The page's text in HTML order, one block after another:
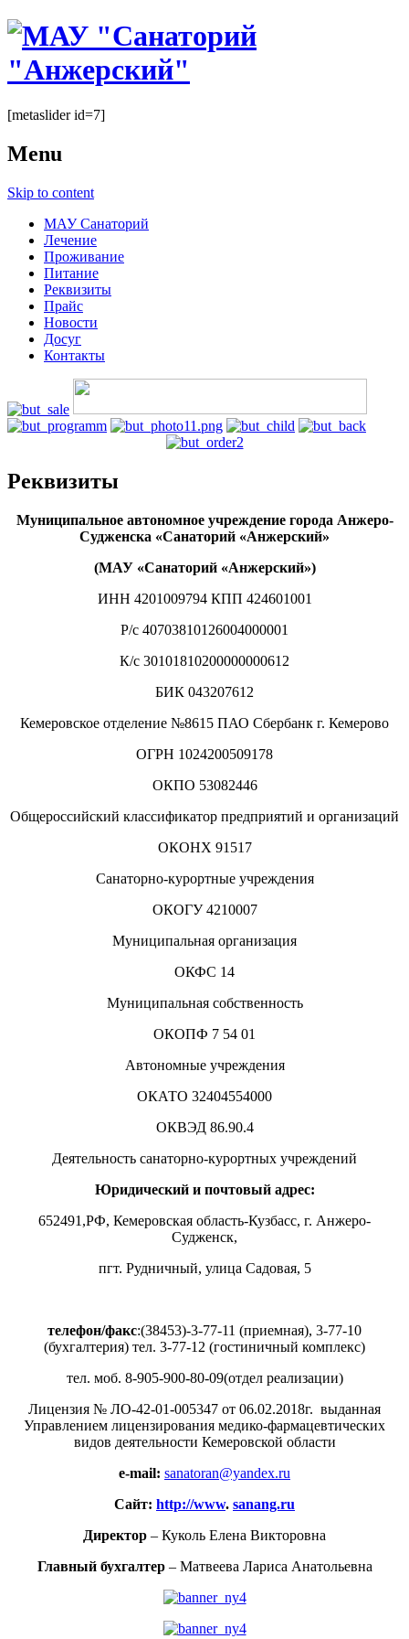
[metaslider id=7]
Menu
Skip to content
МАУ Санаторий
Лечение
Проживание
Питание
Реквизиты
Прайс
Новости
Досуг
Контакты
Реквизиты
Муниципальное автономное учреждение города Анжеро-
Судженска «Санаторий «Анжерский»
(МАУ «Санаторий «Анжерский»)
ИНН 4201009794 КПП 424601001
Р/с 40703810126004000001
К/с 30101810200000000612
БИК 043207612
Кемеровское отделение №8615 ПАО Сбербанк г. Кемерово
ОГРН 1024200509178
ОКПО 53082446
Общероссийский классификатор предприятий и организаций
ОКОНХ 91517
Санаторно-курортные учреждения
ОКОГУ 4210007
Муниципальная организация
ОКФС 14
Муниципальная собственность
ОКОПФ 7 54 01
Автономные учреждения
ОКАТО 32404554000
ОКВЭД 86.90.4
Деятельность санаторно-курортных учреждений
Юридический и почтовый адрес:
652491,РФ, Кемеровская область-Кузбасс, г. Анжеро-
Судженск,
пгт. Рудничный, улица Садовая, 5
телефон/факс:(38453)-3-77-11 (приемная), 3-77-10
(бухгалтерия) тел. 3-77-12 (гостиничный комплекс)
тел. моб. 8-905-900-80-09(отдел реализации)
Лицензия № ЛО-42-01-005347 от 06.02.2018г. выданная
Управлением лицензирования медико-фармацевтических
видов деятельности Кемеровской области
e-mail: sanatoran@yandex.ru
Сайт: http://www. sanang.ru
Директор – Куколь Елена Викторовна
Главный бухгалтер– Матвеева Лариса Анатольевна